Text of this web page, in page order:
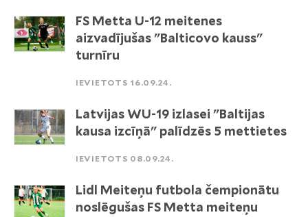
FS Metta U-12 meitenes
aizvadījušas "Balticovo kauss"
turnīru
IEVIETOTS 16.09.24.
Latvijas WU-19 izlasei "Baltijas
kausa izcīņā" palīdzēs 5 mettietes
IEVIETOTS 08.09.24.
Lidl Meiteņu futbola čempionātu
noslēgušas FS Metta meiteņu